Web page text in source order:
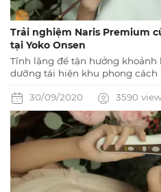
Trải nghiệm Naris Premium
tại Yoko Onsen
Tĩnh lặng để tận hưởng khoảnh
dưỡng tái hiện khu phong cách
30/09/2020
3590